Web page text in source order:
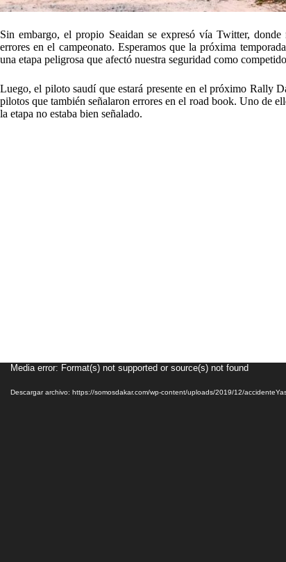
Sin embargo, el propio Seaidan se expresó vía Twitter,
errores en el campeonato. Esperamos que la próxima
una etapa peligrosa que afectó nuestra seguridad como
Luego, el piloto saudí que estará presente en el próximo Rally
pilotos que también señalaron errores en el road book. Uno de
la etapa no estaba bien señalado.
Reproductor
vídeo
Media error: Format(s) not supported or source(s) not found
Descargar archivo: https://somosdakar.com/wp-content/uploads/2019/12/